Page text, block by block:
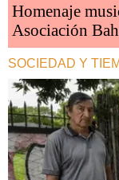
Homenaje
Asociación
SOCIEDAD Y